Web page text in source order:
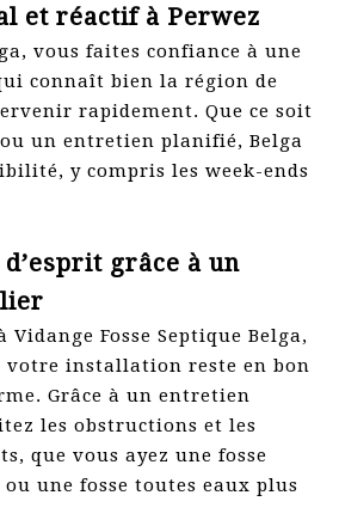
et réactif à Perwez
vous faites confiance à une
connaît bien la région de
rapidement. Que ce soit
un entretien planifié, Belga
y compris les week-ends
grâce à un
Fosse Septique Belga,
votre installation reste en bon
Grâce à un entretien
les obstructions et les
que vous ayez une fosse
une fosse toutes eaux plus